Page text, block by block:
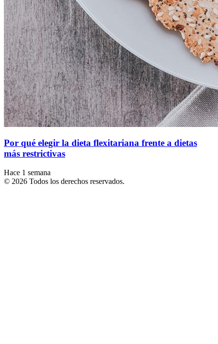
Por qué elegir la dieta flexitariana frente a dietas
más restrictivas
Hace 1 semana
© 2026 Todos los derechos reservados.